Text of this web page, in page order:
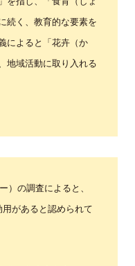
続く、教育的な要素を
によると「花卉（か
地域活動に取り入れる
）の調査によると、
があると認められて